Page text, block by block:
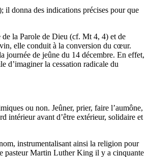
il donna des indications précises pour que
de la Parole de Dieu (cf. Mt 4, 4) et de
elle conduit à la conversion du cœur.
journée de jeûne du 14 décembre. En effet,
d’imaginer la cessation radicale du
ou non. Jeûner, prier, faire l’aumône,
intérieur avant d’être extérieur, solidaire et
instrumentalisant ainsi la religion pour
pasteur Martin Luther King il y a cinquante